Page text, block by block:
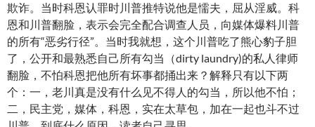
欺诈。当时科恩认罪时川普推特说他是懦夫，屈从淫威。科
恩和川普翻脸，表示会完全配合调查人员，向媒体爆料川普
的所有“恶劣行径”。当时我就想，这个川普吃了熊心豹子胆
了，公开和最熟悉自己所有勾当（dirty laundry)的私人律师
翻脸，不怕科恩把他所有坏事都捅出来？解释只有以下两
个：一，老川真是没有什么见不得人的勾当，所以他不怕；
二，民主党，媒体，科恩，实在太草包，加在一起也斗不过